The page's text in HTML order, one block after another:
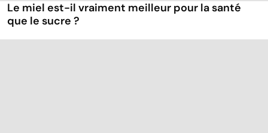
Le miel est-il vraiment meilleur pour la santé
que le sucre ?